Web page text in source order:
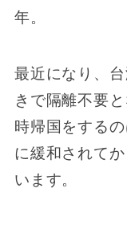
年。
最近になり、
きで隔離不要
時帰国をする
に緩和されて
います。